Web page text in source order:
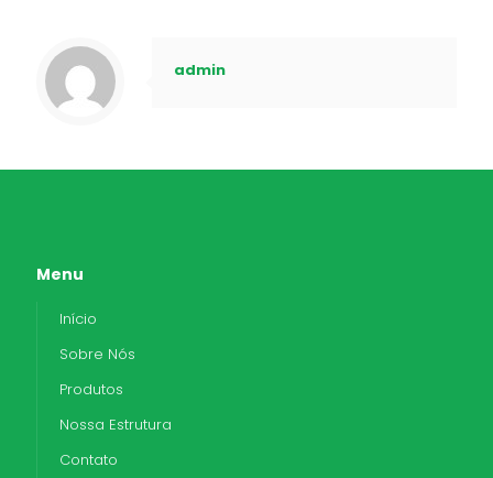
admin
Menu
Início
Sobre Nós
Produtos
Nossa Estrutura
Contato